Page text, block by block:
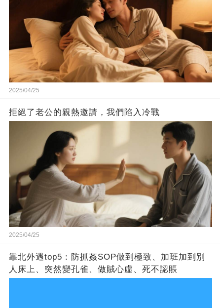
2025/04/25
拒絕了老公的親熱邀請，我們陷入冷戰
2025/04/25
靠北外遇top5：防抓姦SOP做到極致、加班加到別
人床上、突然變孔雀、做賊心虛、死不認賬